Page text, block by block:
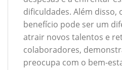
dificuldades. Além disso,
benefício pode ser um
atrair novos talentos e
colaboradores,
preocupa com o bem-